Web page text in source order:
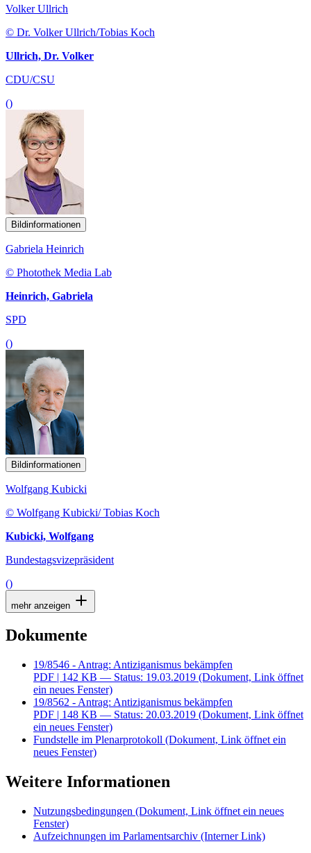
Volker Ullrich
© Dr. Volker Ullrich/Tobias Koch
Ullrich, Dr. Volker
CDU/CSU
()
Bildinformationen
Gabriela Heinrich
© Photothek Media Lab
Heinrich, Gabriela
SPD
()
Bildinformationen
Wolfgang Kubicki
© Wolfgang Kubicki/ Tobias Koch
Kubicki, Wolfgang
Bundestagsvizepräsident
()
mehr anzeigen
Dokumente
19/8546 - Antrag: Antiziganismus bekämpfen
PDF | 142 KB — Status: 19.03.2019 (Dokument, Link öffnet
ein neues Fenster)
19/8562 - Antrag: Antiziganismus bekämpfen
PDF | 148 KB — Status: 20.03.2019 (Dokument, Link öffnet
ein neues Fenster)
Fundstelle im Plenarprotokoll (Dokument, Link öffnet ein
neues Fenster)
Weitere Informationen
Nutzungsbedingungen (Dokument, Link öffnet ein neues
Fenster)
Aufzeichnungen im Parlamentsarchiv (Interner Link)